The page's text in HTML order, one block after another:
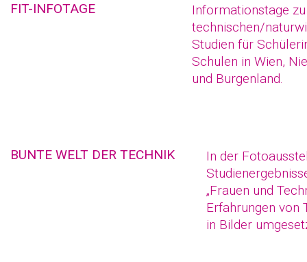
FIT-INFOTAGE
Informationstage zu
technischen/
Studien für
Schulen in Wien,
und Burgenland.
BUNTE WELT DER TECHNIK
In der
„Frauen und
Erfahrungen von
in Bilder